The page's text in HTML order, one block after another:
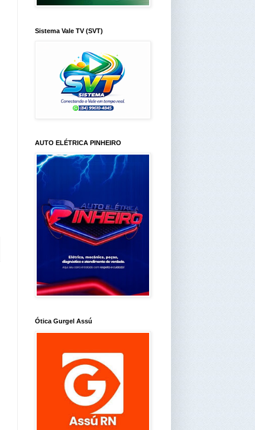
Sistema Vale TV (SVT)
AUTO ELÉTRICA PINHEIRO
Ótica Gurgel Assú